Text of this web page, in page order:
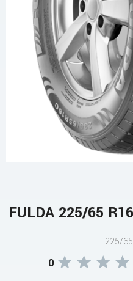
FULDA 225/65
225/
0